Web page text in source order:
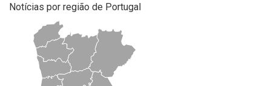
Notícias por região de Portugal